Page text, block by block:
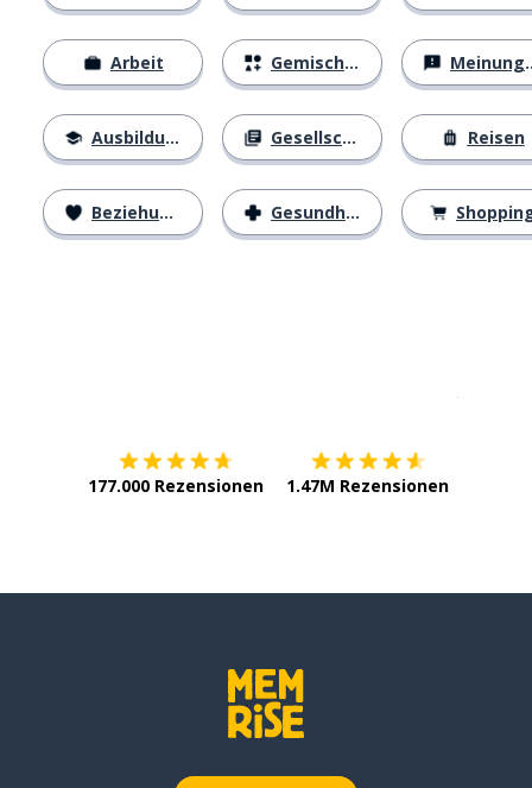
Arbeit
Ausbildung
Beziehungen
Gemischtes
Gesellschaft
Gesundheit
Meinungen
Reisen
177.000 Rezensionen 1.47M Rezensionen